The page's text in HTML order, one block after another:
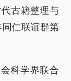
古籍整理与
仁联谊群第
科学界联合